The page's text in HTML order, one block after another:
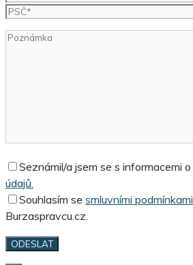
Seznámil/a jsem se s informacemi o
údajů.
Souhlasím se smluvními podmínkami
Burzaspravcu.cz.